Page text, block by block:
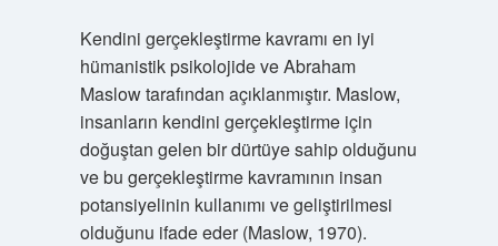
Kendini gerçekleştirme kavramı en iyi
hümanistik psikolojide ve Abraham
Maslow tarafından açıklanmıştır. Maslow,
insanların kendini gerçekleştirme için
doğuştan gelen bir dürtüye sahip olduğunu
ve bu gerçekleştirme kavramının insan
potansiyelinin kullanımı ve geliştirilmesi
olduğunu ifade eder (Maslow, 1970).